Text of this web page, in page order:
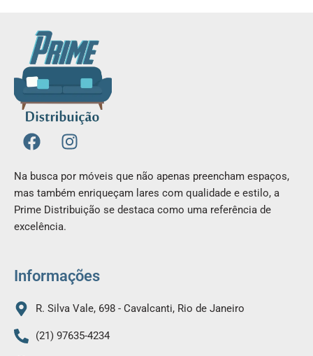
F
a
c
e
b
o
o
I
n
t
a
g
m
Na busca por móveis que não apenas preencham espaços,
mas também enriqueçam lares com qualidade e estilo, a
Prime Distribuição se destaca como uma referência de
excelência.
Informações
R. Silva Vale, 698 - Cavalcanti, Rio de Janeiro
(21) 97635-4234